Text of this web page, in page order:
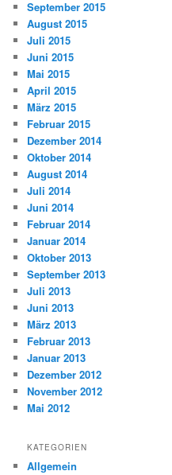
September 2015
August 2015
Juli 2015
Juni 2015
Mai 2015
April 2015
März 2015
Februar 2015
Dezember 2014
Oktober 2014
August 2014
Juli 2014
Juni 2014
Februar 2014
Januar 2014
Oktober 2013
September 2013
Juli 2013
Juni 2013
März 2013
Februar 2013
Januar 2013
Dezember 2012
November 2012
Mai 2012
KATEGORIEN
Allgemein